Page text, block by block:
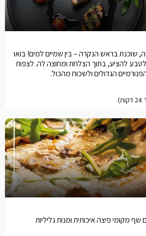
בראש הנקרה – בין שמיים למים! בואו
להציע, בתוך הצלחת ומחוצה לה. לצפות
הגדולים ולשכוח מהכול.
מקומי פיצה איכותית ומנות גליליות